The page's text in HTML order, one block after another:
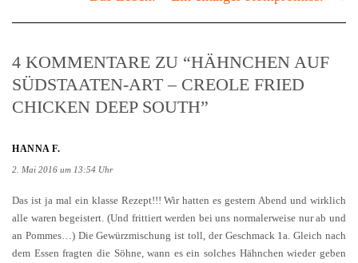
4 KOMMENTARE ZU “HÄHNCHEN AUF
SÜDSTAATEN-ART – CREOLE FRIED
CHICKEN DEEP SOUTH”
HANNA F.
2. Mai 2016 um 13:54 Uhr
Das ist ja mal ein klasse Rezept!!! Wir hatten es gestern Abend und wirklich
alle waren begeistert. (Und frittiert werden bei uns normalerweise nur ab und
an Pommes…) Die Gewürzmischung ist toll, der Geschmack 1a. Gleich nach
dem Essen fragten die Söhne, wann es ein solches Hähnchen wieder geben